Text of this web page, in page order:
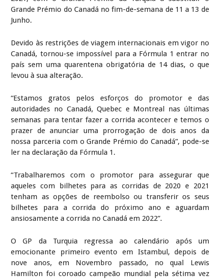
Grande Prémio do Canadá no fim-de-semana de 11 a 13 de
Junho.
Devido às restrições de viagem internacionais em vigor no
Canadá, tornou-se impossível para a Fórmula 1 entrar no
país sem uma quarentena obrigatória de 14 dias, o que
levou à sua alteração.
“Estamos gratos pelos esforços do promotor e das
autoridades no Canadá, Quebec e Montreal nas últimas
semanas para tentar fazer a corrida acontecer e temos o
prazer de anunciar uma prorrogação de dois anos da
nossa parceria com o Grande Prémio do Canadá”, pode-se
ler na declaração da Fórmula 1.
“Trabalharemos com o promotor para assegurar que
aqueles com bilhetes para as corridas de 2020 e 2021
tenham as opções de reembolso ou transferir os seus
bilhetes para a corrida do próximo ano e aguardam
ansiosamente a corrida no Canadá em 2022”.
O GP da Turquia regressa ao calendário após um
emocionante primeiro evento em Istambul, depois de
nove anos, em Novembro passado, no qual Lewis
Hamilton foi coroado campeão mundial pela sétima vez